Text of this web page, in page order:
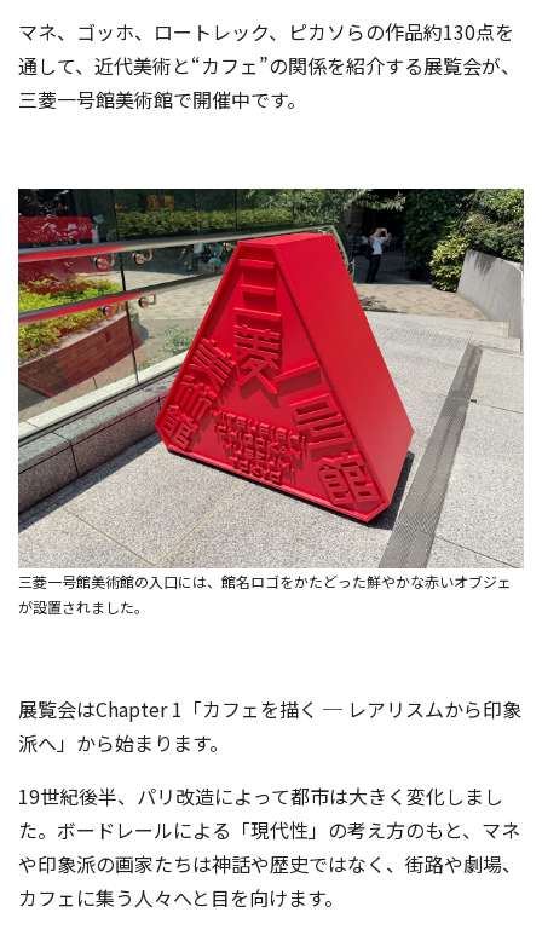
マネ、ゴッホ、ロートレック、ピカソらの作品約130点を
通して、近代美術と“カフェ”の関係を紹介する展覧会が、
三菱一号館美術館で開催中です。
三菱一号館美術館の入口には、館名ロゴをかたどった鮮やかな赤いオブジェ
が設置されました。
展覧会はChapter 1「カフェを描く ─ レアリスムから印象
派へ」から始まります。
19世紀後半、パリ改造によって都市は大きく変化しまし
た。ボードレールによる「現代性」の考え方のもと、マネ
や印象派の画家たちは神話や歴史ではなく、街路や劇場、
カフェに集う人々へと目を向けます。